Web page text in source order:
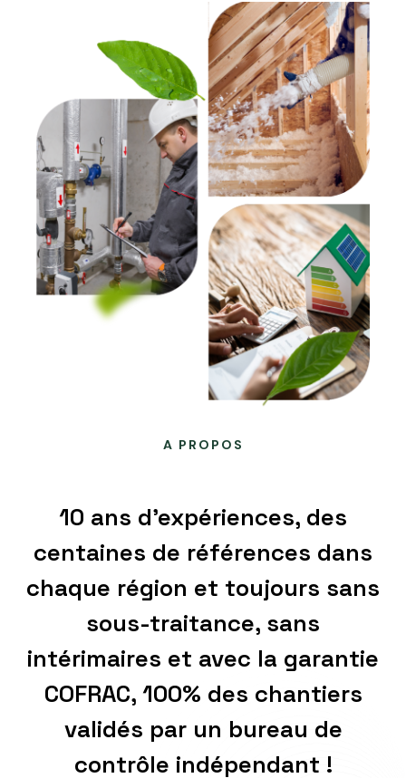
A PROPOS
10 ans d’expériences, des
centaines de références dans
chaque région et toujours sans
sous-traitance, sans
intérimaires et avec la garantie
COFRAC, 100% des chantiers
validés par un bureau de
contrôle indépendant !